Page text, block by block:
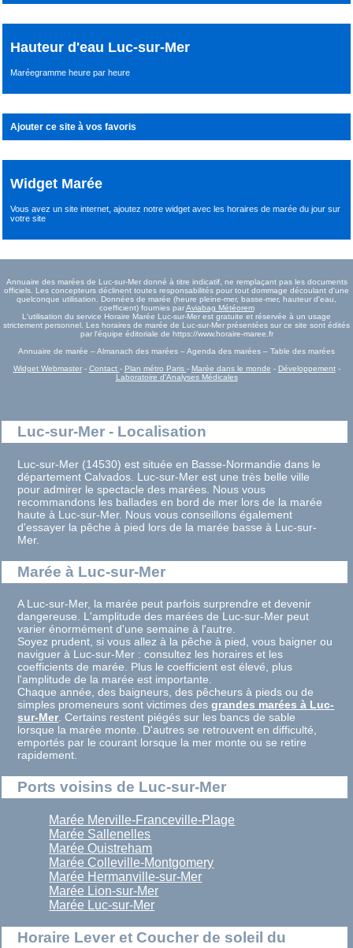
Hauteur d'eau Luc-sur-Mer
Maréegramme heure par heure
Ajouter ce site à vos favoris
Widget Marée
Vous avez un site internet,ajoutez notre widget avec les horaires de marée du joursur
votre site
Annuaire des marées de Luc-sur-Mer donné à titre indicatif, ne remplaçant pas les documents
officiels. Les concepteurs déclinent toutes responsabilités pour tout dommage découlant d'une
quelconque utilisation. Données de marée (heure pleine-mer, basse-mer, hauteur d'eau,
coefficient) fournies parAviabag Météorem
L'utilisation du service Horaire Marée Luc-sur-Mer est gratuite et réservée à un usage
strictement personnel. Les horaires de marée de Luc-sur-Mer présentées sur ce site sont édités
par l'équipe éditoriale de https://www.horaire-maree.fr
Annuaire de marée – Almanach des marées – Agenda des marées – Table des marées
Widget Webmaster- Contact - Plan métro Paris - Marée dans le monde - Développement-
Laboratoire d'Analyses Médicales
Luc-sur-Mer - Localisation
Luc-sur-Mer (14530) est située en Basse-Normandie dans le
département Calvados. Luc-sur-Mer est une très belle ville
pour admirer le spectacle des marées. Nous vous
recommandons les ballades en bord de mer lors de la marée
haute à Luc-sur-Mer. Nous vous conseillons également
d'essayer la pêche à pied lors de la marée basse à Luc-sur-
Mer.
Marée à Luc-sur-Mer
A Luc-sur-Mer, la marée peut parfois surprendre et devenir
dangereuse. L'amplitude des marées de Luc-sur-Mer peut
varier énormément d'une semaine à l'autre.
Soyez prudent, si vous allez à la pêche à pied, vous baigner ou
naviguer à Luc-sur-Mer : consultez les horaires et les
coefficients de marée. Plus le coefficient est élevé, plus
l'amplitude de la marée est importante.
Chaque année, des baigneurs, des pêcheurs à pieds ou de
simples promeneurs sont victimes desgrandes marées à Luc-
sur-Mer. Certains restent piégés sur les bancs de sable
lorsque la marée monte. D'autres se retrouvent en difficulté,
emportés par le courant lorsque la mer monte ou se retire
rapidement.
Ports voisins de Luc-sur-Mer
Marée Merville-Franceville-Plage
Marée Sallenelles
Marée Ouistreham
Marée Colleville-Montgomery
Marée Hermanville-sur-Mer
Marée Lion-sur-Mer
Marée Luc-sur-Mer
Horaire Lever et Coucher de soleil du